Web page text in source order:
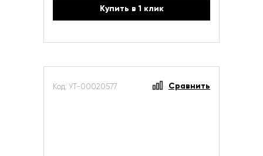
Купить в 1 клик
Код: УТ-00020577 Сравнить